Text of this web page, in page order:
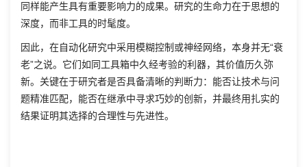
同样能产生具有重要影响力的成果。研究的生命力在于思想的
深度，而非工具的时髦度。
因此，在自动化研究中采用模糊控制或神经网络，本身并无“衰
老”之说。它们如同工具箱中久经考验的利器，其价值历久弥
新。关键在于研究者是否具备清晰的判断力：能否让技术与问
题精准匹配，能否在继承中寻求巧妙的创新，并最终用扎实的
结果证明其选择的合理性与先进性。